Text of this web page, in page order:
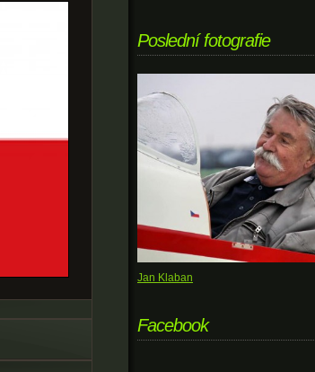
Poslední fotografie
Jan Klaban
Facebook